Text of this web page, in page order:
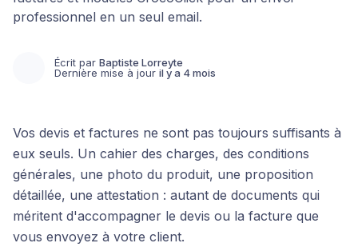
professionnel en un seul email.
Écrit par Baptiste Lorreyte
Dernière mise à jour il y a 4 mois
Vos devis et factures ne sont pas toujours suffisants à
eux seuls. Un cahier des charges, des conditions
générales, une photo du produit, une proposition
détaillée, une attestation : autant de documents qui
méritent d'accompagner le devis ou la facture que
vous envoyez à votre client.